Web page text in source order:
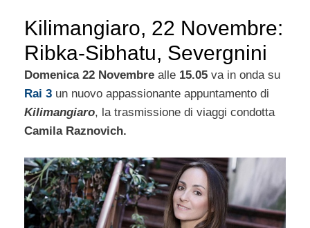
Kilimangiaro, 22 Novembre:
Ribka-Sibhatu, Severgnini
Domenica 22 Novembre alle 15.05 va in onda su
Rai 3 un nuovo appassionante appuntamento di
Kilimangiaro, la trasmissione di viaggi condotta
Camila Raznovich.